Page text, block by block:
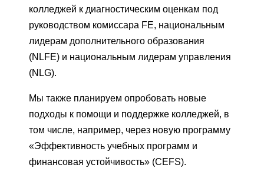
колледжей к диагностическим оценкам под
руководством комиссара FE, национальным
лидерам дополнительного образования
(NLFE) и национальным лидерам управления
(NLG).
Мы также планируем опробовать новые
подходы к помощи и поддержке колледжей, в
том числе, например, через новую программу
«Эффективность учебных программ и
финансовая устойчивость» (CEFS).